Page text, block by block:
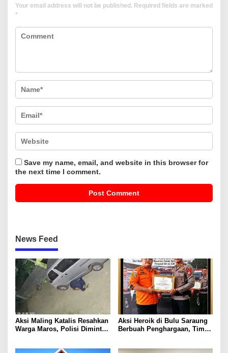
Your email address will not be published. Required fields are marked
*
Save my name, email, and website in this browser for
the next time I comment.
News Feed
Aksi Maling Katalis Resahkan
Warga Maros, Polisi Diminta
Aksi Heroik di Bulu Saraung
Berbuah Penghargaan, Tim